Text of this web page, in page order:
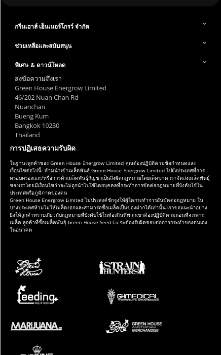
กรีนเฮาส์ เอ็นเนอร์โกรว์ จำกัด
ช่วยเหลือและสนับสนุน
พิเศษ & ดาวน์โหลด
ส่งข้อความถึงเรา
Green House Energrow Limited
46/202 Nuan Chan Rd
Nuanchan
Bueng Kum
Bangkok 10230
Thailand
การปฏิเสธความรับผิด
ในฐานะลูกค้าของ Green House Energrow Limited คุณต้องปฏิบัติตามข้อกำหนดและ
เงื่อนไขต่อไปนี้: ห้ามนำเข้าเมล็ดพันธุ์ Green House Energrow Limited ไปยังประเทศที่การ
ครอบครองและ/หรือการค้าเมล็ดพันธุ์กัญชาเป็นสิ่งผิดกฎหมายโดยเด็ดขาด เราจัดส่งเมล็ดพันธุ์
ของเราโดยมีเงื่อนไขว่าจะไม่ถูกนำไปใช้โดยบุคคลที่กระทำการขัดต่อกฎหมายที่บังคับใช้ใน
ประเทศหรือภูมิภาคของตน
Green House Energrow Limited ไม่ประสงค์ชักจูงให้ผู้ใดกระทำการอันขัดต่อกฎหมาย ใน
บางประเทศห้ามไม่ให้เมล็ดงอกและสามารถซื้อเมล็ดเป็นของฝากได้เท่านั้น เราขอแนะนำอย่าง
ยิ่งให้ลูกค้าทราบเกี่ยวกับกฎหมายที่บังคับใช้ในท้องถิ่นที่พวกเขาต้องปฏิบัติตามก่อนที่จะเพาะ
เมล็ด ลูกค้าที่ซื้อเมล็ดพันธุ์ Green House Seed Co จะต้องรับผิดชอบต่อการกระทำของตนเอง
ในอนาคต